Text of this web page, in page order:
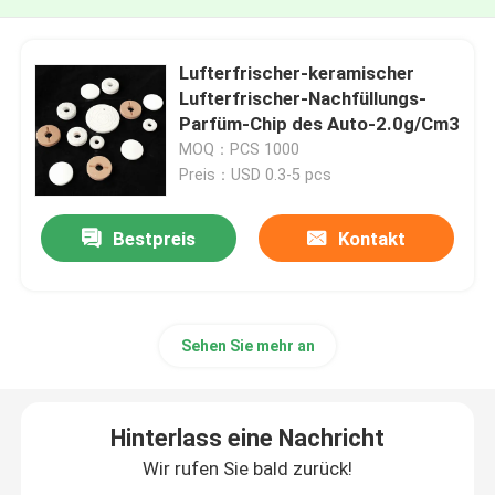
Lufterfrischer-keramischer
Lufterfrischer-Nachfüllungs-
Parfüm-Chip des Auto-2.0g/Cm3
MOQ：PCS 1000
Preis：USD 0.3-5 pcs
Bestpreis Kontakt
Sehen Sie mehr an
Hinterlass eine Nachricht
Wir rufen Sie bald zurück!